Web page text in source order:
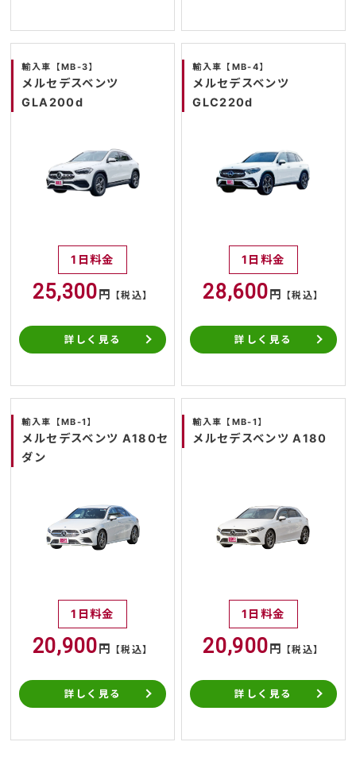
輸入車【MB-3】
メルセデスベンツ
GLA200d
1日料金
25,300 円 【税込】
詳しく見る
輸入車【MB-4】
メルセデスベンツ
GLC220d
1日料金
28,600 円 【税込】
詳しく見る
輸入車【MB-1】
メルセデスベンツ A180セ
ダン
1日料金
20,900 円 【税込】
詳しく見る
輸入車【MB-1】
メルセデスベンツ A180
1日料金
20,900 円 【税込】
詳しく見る